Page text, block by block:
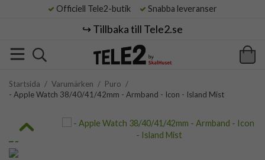
Officiell Tele2-butik Snabba leveranser
↪️ Tillbaka till Tele2.se
Startsida / Varumärken / Puro /
- Apple Watch 38/40/41/42mm - Armband - Icon - Island Mist